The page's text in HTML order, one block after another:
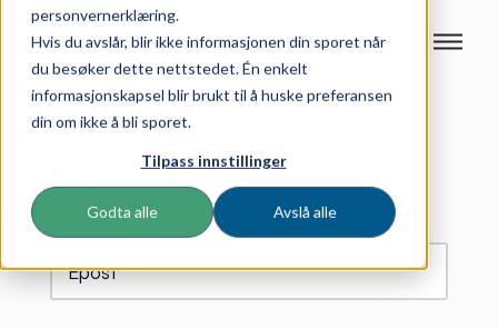
personvernerklæring.
Hvis du avslår, blir ikke informasjonen din sporet når
du besøker dette nettstedet. Én enkelt
informasjonskapsel blir brukt til å huske preferansen
din om ikke å bli sporet.
Tilpass innstillinger
Godta alle Avslå alle
Logg inn